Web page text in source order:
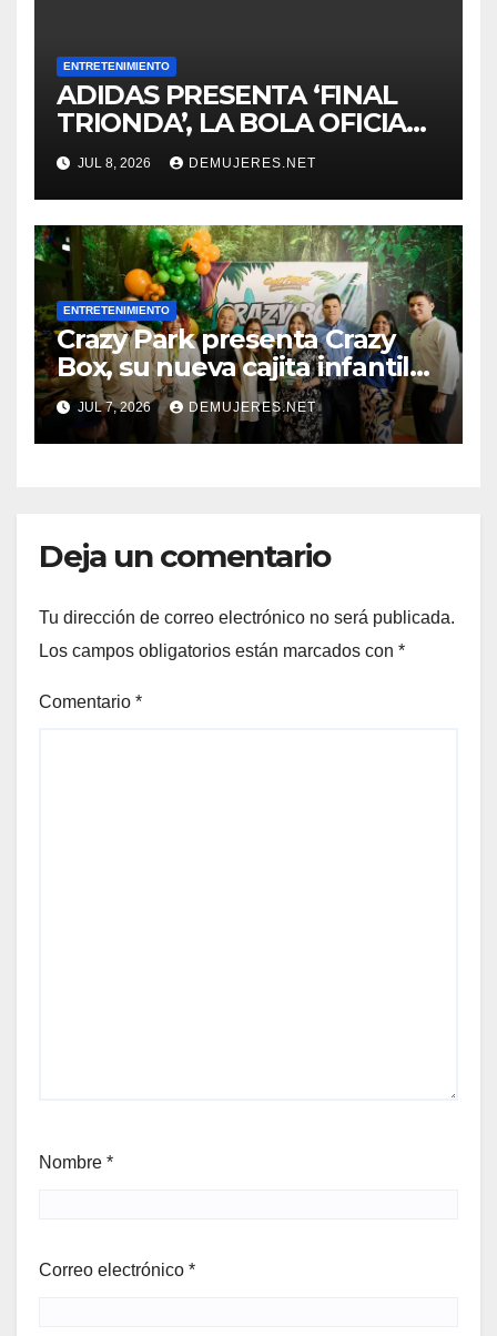
ENTRETENIMIENTO
ADIDAS PRESENTA ‘FINAL
TRIONDA’, LA BOLA OFICIAL
DEL PARTIDO PARA LAS
SEMIFINALES, LA FINAL DE
BRONCE Y LA FINAL DE LA
COPA MUNDIAL DE LA FIFA
2026™
JUL 8, 2026 DEMUJERES.NET
ENTRETENIMIENTO
Crazy Park presenta Crazy
Box, su nueva cajita infantil
que combina sabor, diversión
y regalo sorpresa
JUL 7, 2026 DEMUJERES.NET
Deja un comentario
Tu dirección de correo electrónico no será publicada.
Los campos obligatorios están marcados con *
Comentario *
Nombre *
Correo electrónico *